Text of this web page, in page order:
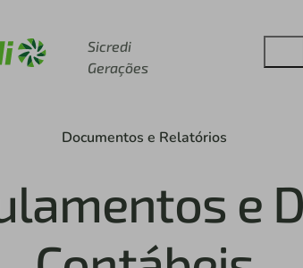
Sicredi
Gerações
Documentos e Relatórios
e